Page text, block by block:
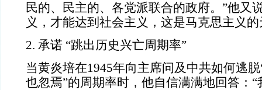
民的、民主的、各党派联合的政府。 ”他又
义，才能达到社会主义，这是马克思主义
2. 承诺 “跳出历史兴亡周期率”
当黄炎培在1945年向主席问及中共如何逃脱
也忽焉”的周期率时，他自信满满地回答： “